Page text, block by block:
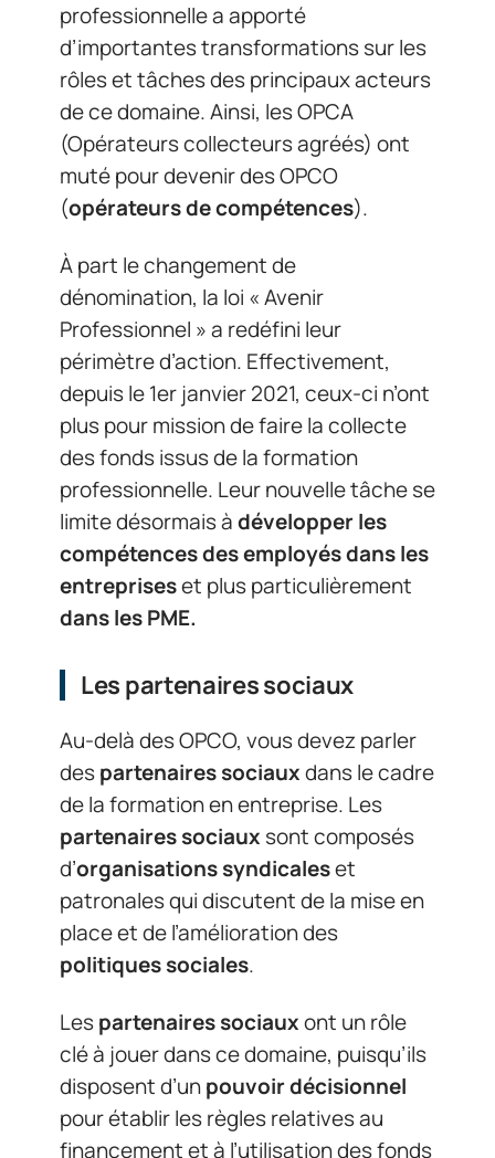
professionnelle a apporté
d’importantes transformations sur les
rôles et tâches des principaux acteurs
de ce domaine. Ainsi, les OPCA
(Opérateurs collecteurs agréés) ont
muté pour devenir des OPCO
(opérateurs de compétences).
À part le changement de
dénomination, la loi « Avenir
Professionnel » a redéfini leur
périmètre d’action. Effectivement,
depuis le 1er janvier 2021, ceux-ci n’ont
plus pour mission de faire la collecte
des fonds issus de la formation
professionnelle. Leur nouvelle tâche se
limite désormais àdévelopper les
compétences des employés dans les
entrepriseset plus particulièrement
dans les PME.
Les partenaires sociaux
Au-delà des OPCO, vous devez parler
despartenaires sociauxdans le cadre
de la formation en entreprise. Les
partenaires sociaux sont composés
d’organisations syndicaleset
patronales qui discutent de la mise en
place et de l’amélioration des
politiques sociales.
Lespartenaires sociauxont un rôle
clé à jouer dans ce domaine, puisqu’ils
disposent d’unpouvoir décisionnel
pour établir les règles relatives au
financement et à l’utilisation des fonds